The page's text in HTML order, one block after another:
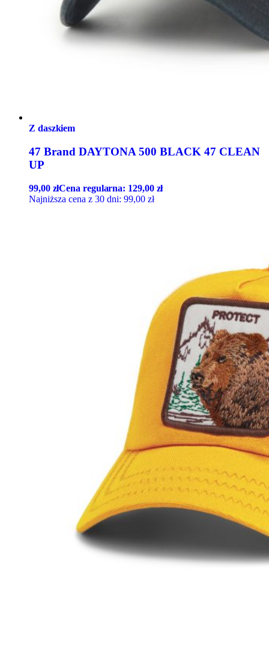
Z daszkiem
47 Brand DAYTONA 500 BLACK 47 CLEAN
UP
99,00 złCena regularna: 129,00 zł
Najniższa cena z 30 dni: 99,00 zł